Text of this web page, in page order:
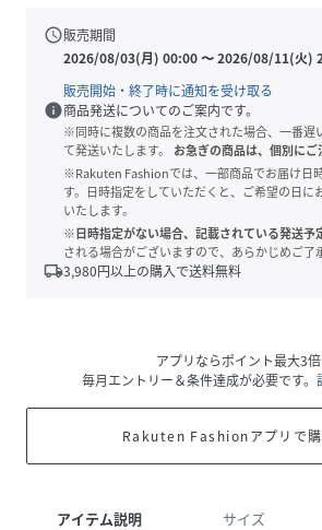
schedule販売期間
2026/08/03(月) 00:00〜2026/08/11(火)
販売開始・終了時に通知を受け取る
info商品発送についてのご案内です。
※同時に複数の商品を注文された場合、一番遅
て発送いたします。
お急ぎの商品は、個別にご
※Rakuten Fashionでは、一部商品でお届け日
す。日時指定をしていただくと、ご希望の日に
いたします。
※日時指定がない場合、記載されている発送予
される場合がございますので、あらかじめご了
local_shipping3,980円以上の購入で送料無料
アプリならポイント最大3倍
毎月エントリー＆条件達成が必要です。
Rakuten Fashionアプリで
アイテム説明 サイズ